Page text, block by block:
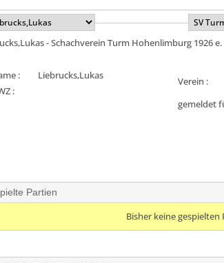
- Schachverein Turm Hohenlimburg 1926 e.
:
Liebrucks,Lukas
:
Verein :
gemeldet
Partien
Bisher keine gespielten